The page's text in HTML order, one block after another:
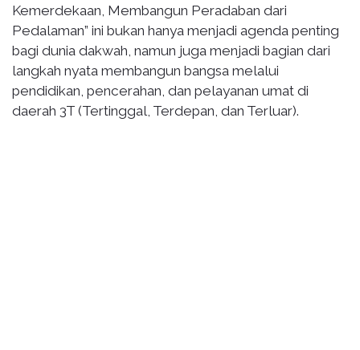
Kemerdekaan, Membangun Peradaban dari
Pedalaman” ini bukan hanya menjadi agenda penting
bagi dunia dakwah, namun juga menjadi bagian dari
langkah nyata membangun bangsa melalui
pendidikan, pencerahan, dan pelayanan umat di
daerah 3T (Tertinggal, Terdepan, dan Terluar).